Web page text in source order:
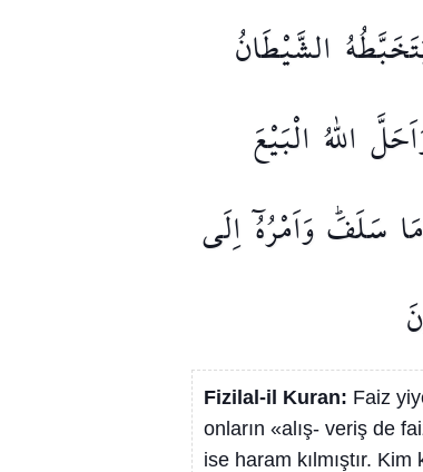
الشَّيْطَانُ
اللّٰهُ الْبَيْعَ
مَا سَلَفَۜوَاَمْرُهُٓاِلَى
Fizilal-il Kuran: Faiz
onların «alış- veriş de
ise haram kılmıştır.